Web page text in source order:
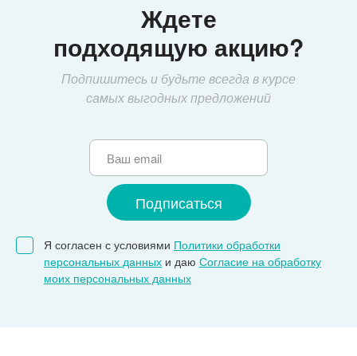
Ждете
подходящую акцию?
Подпишитесь и будьте всегда в курсе
самых выгодных предложений
Я согласен с условиями Политики обработки
персональных данных и даю Согласие на обработку
моих персональных данных